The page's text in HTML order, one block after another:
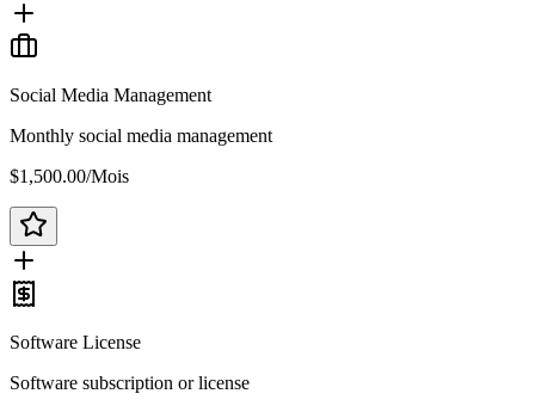
Social Media Management
Monthly social media management
$1,500.00/Mois
Software License
Software subscription or license